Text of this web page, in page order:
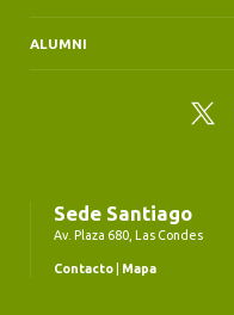
ALUMNI
Twitter
Sede Santiago
Av. Plaza 680, Las Condes
Contacto Mapa